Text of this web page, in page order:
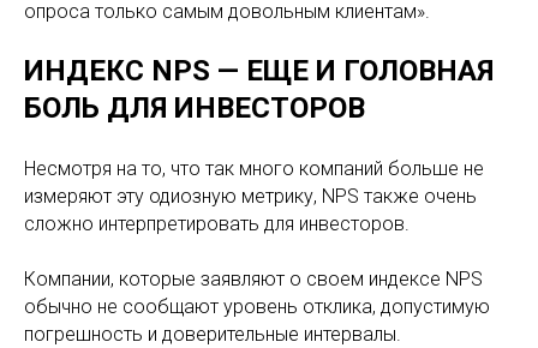
опроса только самым довольным клиентам».
ИНДЕКС NPS — ЕЩЕ И ГОЛОВНАЯ
БОЛЬ ДЛЯ ИНВЕСТОРОВ
Несмотря на то, что так много компаний больше не
измеряют эту одиозную метрику, NPS также очень
сложно интерпретировать для инвесторов.
Компании, которые заявляют о своем индексе NPS
обычно не сообщают уровень отклика, допустимую
погрешность и доверительные интервалы.